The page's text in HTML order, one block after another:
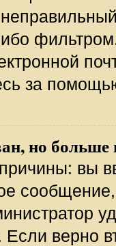
за
но
вы
верно